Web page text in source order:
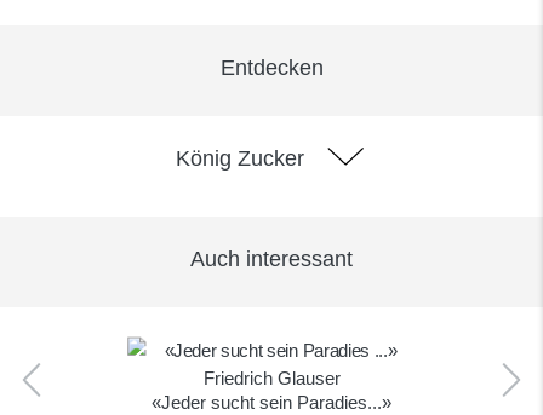
Entdecken
König Zucker
Auch interessant
Friedrich Glauser
«Jeder sucht sein Paradies...»